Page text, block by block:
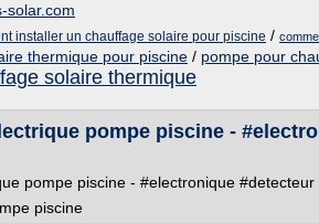
solar.com
installer un chauffage solaire pour piscine /
thermique pour piscine / pompe pour
solaire thermique
pompe piscine -
pompe piscine - #electronique #detecteur
piscine